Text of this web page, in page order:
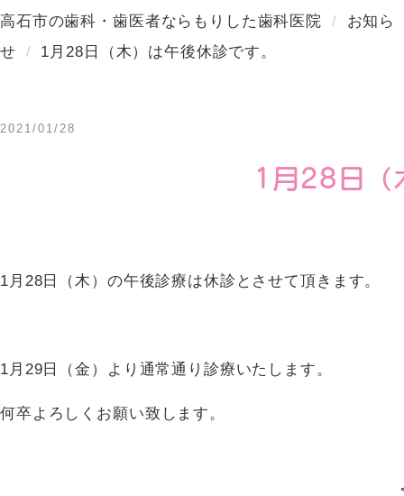
高石市の歯科・歯医者ならもりした歯科医院
お知ら
せ
1月28日（木）は午後休診です。
2021/01/28
1月28日（
1月28日（木）の午後診療は休診とさせて頂きます。
1月29日（金）より通常通り診療いたします。
何卒よろしくお願い致します。